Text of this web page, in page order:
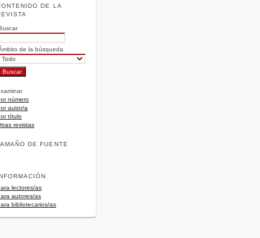
DE LA
de la búsqueda
número
autor/a
título
revistas
DE FUENTE
lectores/as
autores/as
bibliotecarios/as